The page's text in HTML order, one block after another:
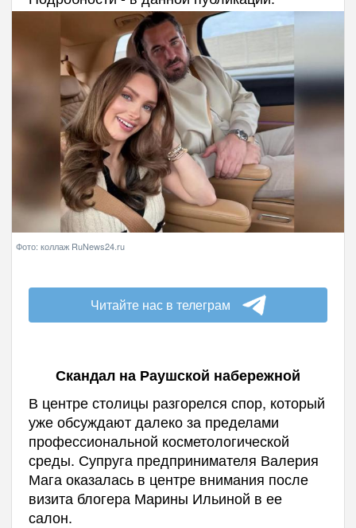
Фото: коллаж RuNews24.ru
Читайте нас в телеграм
Скандал на Раушской набережной
В центре столицы разгорелся спор, который
уже обсуждают далеко за пределами
профессиональной косметологической
среды. Супруга предпринимателя Валерия
Мага оказалась в центре внимания после
визита блогера Марины Ильиной в ее
салон.